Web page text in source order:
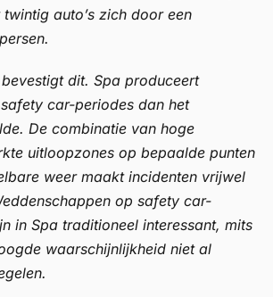
auto’s zich door een
dit. Spa produceert
car-periodes dan het
De combinatie van hoge
uitloopzones op bepaalde punten
weer maakt incidenten vrijwel
op safety car-
in Spa traditioneel interessant, mits
waarschijnlijkheid niet al